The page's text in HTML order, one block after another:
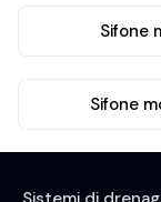
Sifone
Sifone